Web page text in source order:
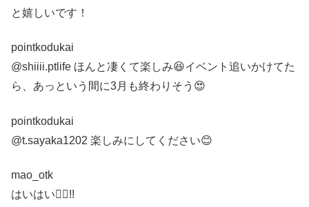
と嬉しいです！
pointkodukai
@shiiii.ptlife ほんと凄くて楽しみ😆イベント追いかけてた
ら、あっという間に3月も終わりそう😍
pointkodukai
@t.sayaka1202 楽しみにしてください😊
mao_otk
はいはい🙋‍♀️!!